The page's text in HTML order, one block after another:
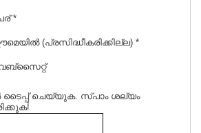
*
(പ്രസിദ്ധീകരിക്കില്ല) *
ടൈപ്പ്‌ ചെയ്യുക. സ്പാം ശല്യം